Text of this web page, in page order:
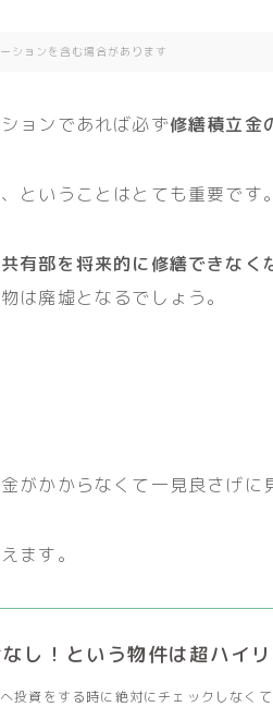
ションを含む場合があります
ョンであれば必ず修繕積立金
ということはとても重要です
共有部を将来的に修繕できなく
は廃墟となるでしょう。
がかからなくて一見良さげに
ます。
し！という物件は超ハイ
投資をする時に絶対にチェックしなく